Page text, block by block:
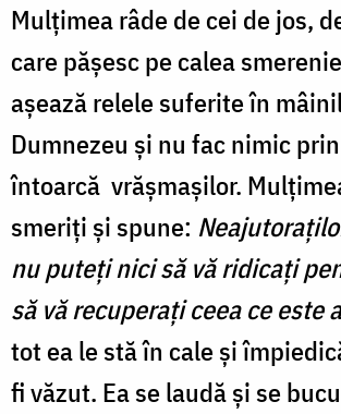
Mulțimea râde de cei de jos,
care pășesc pe calea
așează relele suferite în
Dumnezeu și nu fac nimic
întoarcă vrășmașilor.
smeriți și spune:
nu puteți nici să vă ridicați
să vă recuperați ceea ce este
tot ea le stă în cale și
fi văzut. Ea se laudă și se